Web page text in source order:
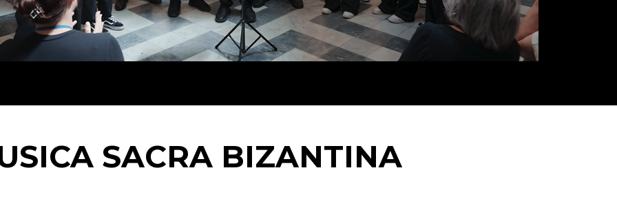
SACRA BIZANTINA